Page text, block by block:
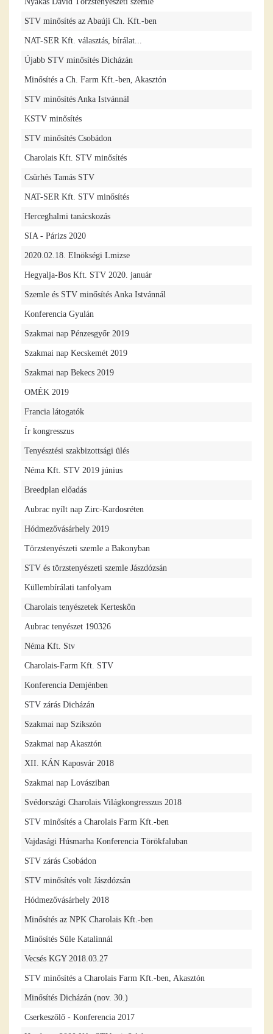
STV minősítés az Abaúji Ch. Kft.-ben
NAT-SER Kft. választás, bírálat...
Újabb STV minősítés Dicházán
Minősítés a Ch. Farm Kft.-ben, Akasztón
STV minősítés Anka Istvánnál
KSTV minősítés
STV minősítés Csobádon
Charolais Kft. STV minősítés
Csürhés Tamás STV
NAT-SER Kft. STV minősítés
Herceghalmi tanácskozás
SIA - Párizs 2020
2020.02.18. Elnökségi Lmizse
Hegyalja-Bos Kft. STV 2020. január
Szemle és STV minősítés Anka Istvánnál
Konferencia Gyulán
Szakmai nap Pénzesgyőr 2019
Szakmai nap Kecskemét 2019
Szakmai nap Bekecs 2019
OMÉK 2019
Francia látogatók
Ír kongresszus
Tenyésztési szakbizottsági ülés
Néma Kft. STV 2019 június
Breedplan előadás
Aubrac nyílt nap Zirc-Kardosréten
Hódmezővásárhely 2019
Törzstenyészeti szemle a Bakonyban
STV és törzstenyészeti szemle Jászdózsán
Küllembírálati tanfolyam
Charolais tenyészetek Kerteskőn
Aubrac tenyészet 190326
Néma Kft. Stv
Charolais-Farm Kft. STV
Konferencia Demjénben
STV zárás Dicházán
Szakmai nap Szikszón
Szakmai nap Akasztón
XII. KÁN Kaposvár 2018
Szakmai nap Lovásziban
Svédországi Charolais Világkongresszus 2018
STV minősítés a Charolais Farm Kft.-ben
Vajdasági Húsmarha Konferencia Törökfaluban
STV zárás Csobádon
STV minősítés volt Jászdózsán
Hódmezővásárhely 2018
Minősítés az NPK Charolais Kft.-ben
Minősítés Süle Katalinnál
Vecsés KGY 2018.03.27
STV minősítés a Charolais Farm Kft.-ben, Akasztón
Minősítés Dicházán (nov. 30.)
Cserkeszőlő - Konferencia 2017